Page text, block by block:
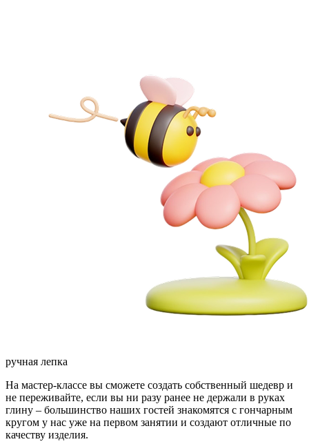
ручная лепка
На мастер-классе вы сможете создать собственный шедевр и
не переживайте, если вы ни разу ранее не держали в руках
глину – большинство наших гостей знакомятся с гончарным
кругом у нас уже на первом занятии и создают отличные по
качеству изделия.